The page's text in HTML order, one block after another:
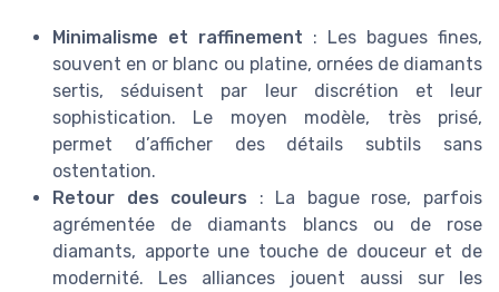
Minimalisme et raffinement : Les bagues fines,
souvent en or blanc ou platine, ornées de diamants
sertis, séduisent par leur discrétion et leur
sophistication. Le moyen modèle, très prisé,
permet d’afficher des détails subtils sans
ostentation.
Retour des couleurs : La bague rose, parfois
agrémentée de diamants blancs ou de rose
diamants, apporte une touche de douceur et de
modernité. Les alliances jouent aussi sur les